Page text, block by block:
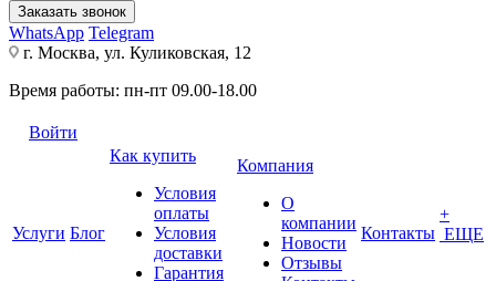
Заказать звонок
WhatsApp Telegram
г. Москва, ул. Куликовская, 12
Время работы: пн-пт 09.00-18.00
Войти
Услуги Блог
Как купить
Условия
оплаты
Условия
доставки
Гарантия
Компания
О
компании
Новости
Отзывы
Контакты
+
ЕЩЕ